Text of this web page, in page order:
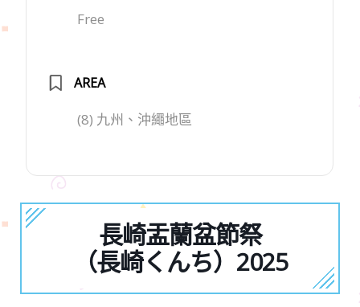
Free
AREA
(8) 九州、沖繩地區
長崎盂蘭盆節祭
（長崎くんち）2025